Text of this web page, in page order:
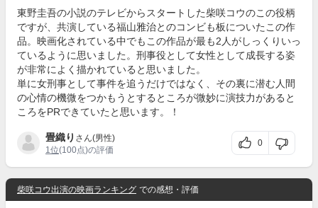
東野圭吾の小説のテレビからスタートした柴咲コウのこの役柄
ですが、共演している福山雅治とのコンビも板についたこの作
品。映画化されている中でもこの作品が最も2人がしっくりいっ
ているように思いました。刑事役として女性として成長する姿
が非常によく描かれていると思いました。
単に女刑事として事件を追うだけではなく、その裏に潜む人間
の心情の機微をつかもうとするところが微妙に演技力があると
ころをPRできていたと思います。！
畳織り さん(男性)
1位(100点)の評価
0
柴咲コウ出演の映画ランキング での感想・評価